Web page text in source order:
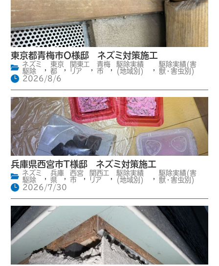
東京都青梅市O様邸 ネズミ対策施工
ネズミ
駆除
,
東京
都
,
関東エ
リア
,
青梅
市
,
駆除実績
(地域別)
,
駆除実績(害
獣・害虫別)
2026/8/6
兵庫県西宮市T様邸 ネズミ対策施工
ネズミ
駆除
,
兵庫
県
,
西宮
市
,
関西エ
リア
,
駆除実績
(地域別)
,
駆除実績(害
獣・害虫別)
2026/7/30